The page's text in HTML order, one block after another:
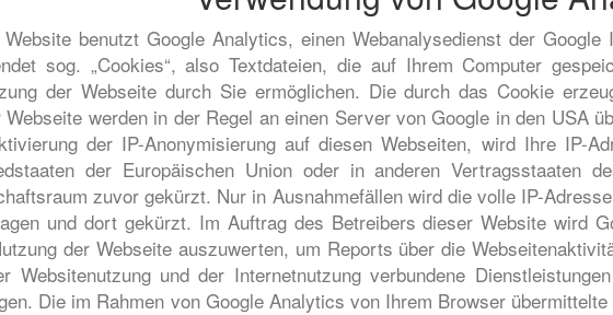
benutzt Google Analytics, einen Webanalysedienst der
sog. „Cookies“, also Textdateien, die auf Ihrem Computer
der Webseite durch Sie ermöglichen. Die durch das Cookie
Webseite werden in der Regel an einen Server von Google in den USA
der IP-Anonymisierung auf diesen Webseiten, wird Ihre IP-
der Europäischen Union oder in anderen Vertragsstaaten
zuvor gekürzt. Nur in Ausnahmefällen wird die volle IP-
und dort gekürzt. Im Auftrag des Betreibers dieser Website wird
der Webseite auszuwerten, um Reports über die
Websitenutzung und der Internetnutzung verbundene
Die im Rahmen von Google Analytics von Ihrem Browser